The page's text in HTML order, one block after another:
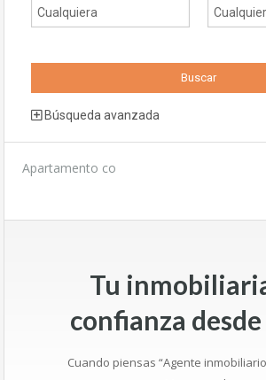
Búsqueda avanzada
Apartamento co
Tu
confianza
Cuando piensas “Agente